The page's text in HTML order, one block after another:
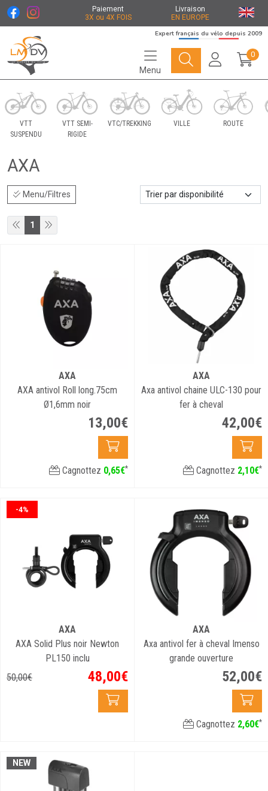
Paiement
3X ou 4X FOIS
Livraison
EN EUROPE
Le Marché du Vélo Votre distributeurs de vélo
Expert français du vélo depuis 2009
Menu
0
VTT
SUSPENDU
VTT SEMI-
RIGIDE
VTC/TREKKING VILLE ROUTE
AXA
Menu/Filtres
1
AXA
AXA antivol Roll long.75cm
Ø1,6mm noir
13,00€
Cagnottez 0,65€*
AXA
Axa antivol chaine ULC-130 pour
fer à cheval
42,00€
Cagnottez 2,10€*
-4%
AXA
AXA Solid Plus noir Newton
PL150 inclu
50,00€ 48,00€
AXA
Axa antivol fer à cheval Imenso
grande ouverture
52,00€
Cagnottez 2,60€*
NEW